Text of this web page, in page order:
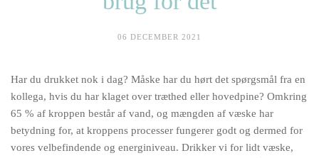
06 DECEMBER 2021
Har du drukket nok i dag? Måske har du hørt det spørgsmål fra en
kollega, hvis du har klaget over træthed eller hovedpine? Omkring
65 % af kroppen består af vand, og mængden af væske har
betydning for, at kroppens processer fungerer godt og dermed for
vores velbefindende og energiniveau. Drikker vi for lidt væske,